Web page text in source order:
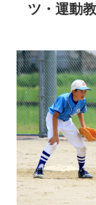
ツ・運動